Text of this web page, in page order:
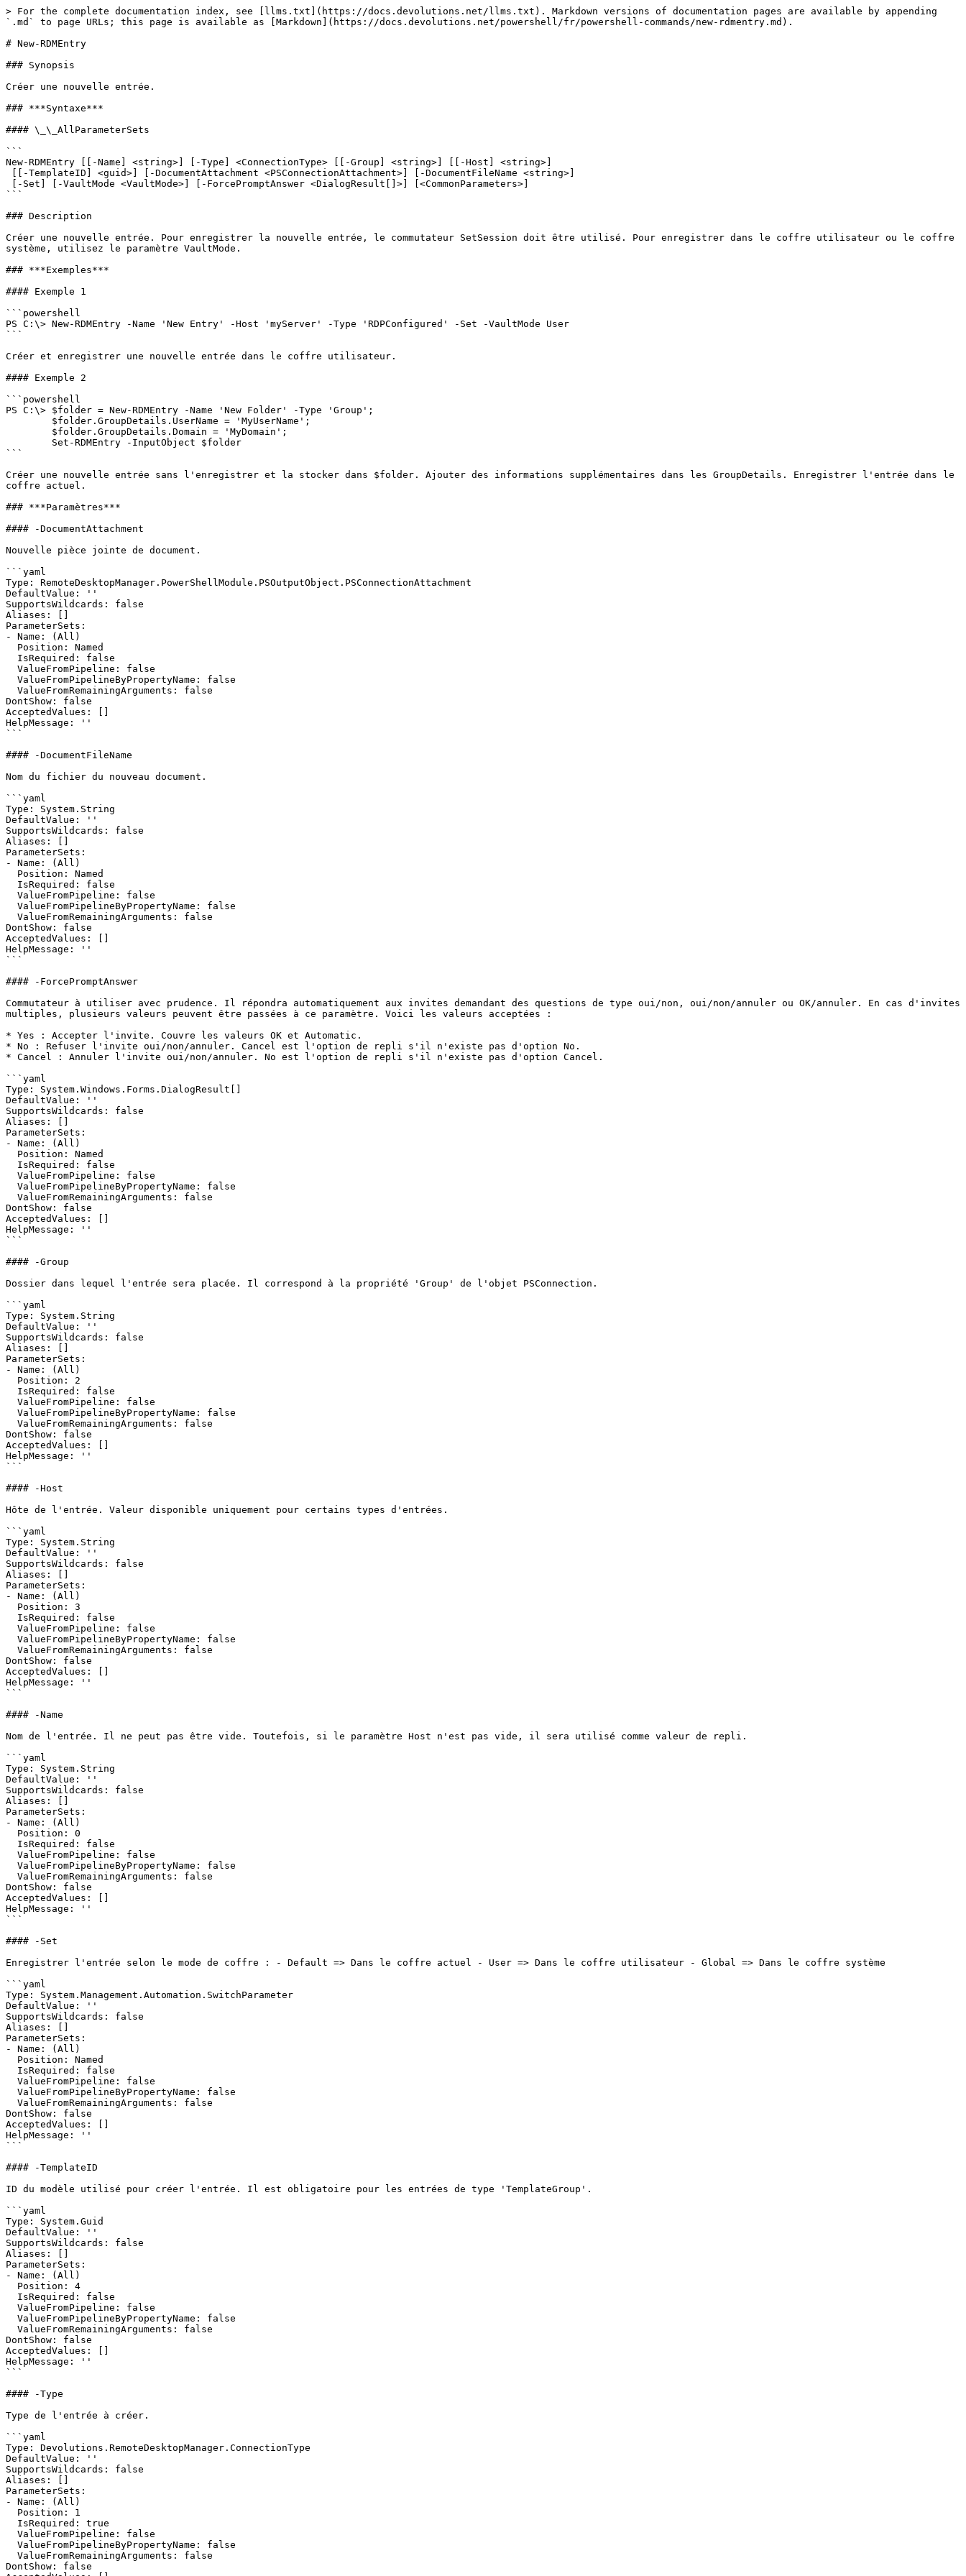
> For the complete documentation index, see [llms.txt](https://docs.devolutions.net/llms.txt). Markdown versions of documentation pages are available by appending
`.md` to page URLs; this page is available as [Markdown](https://docs.devolutions.net/powershell/fr/powershell-commands/new-rdmentry.md).
# New-RDMEntry
### Synopsis
Créer une nouvelle entrée.
### ***Syntaxe***
#### \_\_AllParameterSets
```
New-RDMEntry [[-Name] <string>] [-Type] <ConnectionType> [[-Group] <string>] [[-Host] <string>]
```
### Description
Créer une nouvelle entrée. Pour enregistrer la nouvelle entrée, le commutateur SetSession doit être utilisé. Pour enregistrer dans le coffre utilisateur ou le coffre
système, utilisez le paramètre VaultMode.
### ***Exemples***
#### Exemple 1
```powershell
PS C:\> New-RDMEntry -Name 'New Entry' -Host 'myServer' -Type 'RDPConfigured' -Set -VaultMode User
```
Créer et enregistrer une nouvelle entrée dans le coffre utilisateur.
#### Exemple 2
```powershell
PS C:\> $folder = New-RDMEntry -Name 'New Folder' -Type 'Group';
```
Créer une nouvelle entrée sans l'enregistrer et la stocker dans $folder. Ajouter des informations supplémentaires dans les GroupDetails. Enregistrer l'entrée dans le
coffre actuel.
### ***Paramètres***
#### -DocumentAttachment
Nouvelle pièce jointe de document.
```yaml
Type: RemoteDesktopManager.PowerShellModule.PSOutputObject.PSConnectionAttachment
DefaultValue: ''
SupportsWildcards: false
Aliases: []
ParameterSets:
- Name: (All)
DontShow: false
AcceptedValues: []
HelpMessage: ''
```
#### -DocumentFileName
Nom du fichier du nouveau document.
```yaml
Type: System.String
DefaultValue: ''
SupportsWildcards: false
Aliases: []
ParameterSets:
- Name: (All)
DontShow: false
AcceptedValues: []
HelpMessage: ''
```
#### -ForcePromptAnswer
Commutateur à utiliser avec prudence. Il répondra automatiquement aux invites demandant des questions de type oui/non, oui/non/annuler ou OK/annuler. En cas d'invites
multiples, plusieurs valeurs peuvent être passées à ce paramètre. Voici les valeurs acceptées :
* Yes : Accepter l'invite. Couvre les valeurs OK et Automatic.
* No : Refuser l'invite oui/non/annuler. Cancel est l'option de repli s'il n'existe pas d'option No.
* Cancel : Annuler l'invite oui/non/annuler. No est l'option de repli s'il n'existe pas d'option Cancel.
```yaml
Type: System.Windows.Forms.DialogResult[]
DefaultValue: ''
SupportsWildcards: false
Aliases: []
ParameterSets:
- Name: (All)
DontShow: false
AcceptedValues: []
HelpMessage: ''
```
#### -Group
Dossier dans lequel l'entrée sera placée. Il correspond à la propriété 'Group' de l'objet PSConnection.
```yaml
Type: System.String
DefaultValue: ''
SupportsWildcards: false
Aliases: []
ParameterSets:
- Name: (All)
DontShow: false
AcceptedValues: []
HelpMessage: ''
```
#### -Host
Hôte de l'entrée. Valeur disponible uniquement pour certains types d'entrées.
```yaml
Type: System.String
DefaultValue: ''
SupportsWildcards: false
Aliases: []
ParameterSets:
- Name: (All)
DontShow: false
AcceptedValues: []
HelpMessage: ''
```
#### -Name
Nom de l'entrée. Il ne peut pas être vide. Toutefois, si le paramètre Host n'est pas vide, il sera utilisé comme valeur de repli.
```yaml
Type: System.String
DefaultValue: ''
SupportsWildcards: false
Aliases: []
ParameterSets:
- Name: (All)
DontShow: false
AcceptedValues: []
HelpMessage: ''
```
#### -Set
Enregistrer l'entrée selon le mode de coffre : - Default => Dans le coffre actuel - User => Dans le coffre utilisateur - Global => Dans le coffre système
```yaml
Type: System.Management.Automation.SwitchParameter
DefaultValue: ''
SupportsWildcards: false
Aliases: []
ParameterSets:
- Name: (All)
DontShow: false
AcceptedValues: []
HelpMessage: ''
```
#### -TemplateID
ID du modèle utilisé pour créer l'entrée. Il est obligatoire pour les entrées de type 'TemplateGroup'.
```yaml
Type: System.Guid
DefaultValue: ''
SupportsWildcards: false
Aliases: []
ParameterSets:
- Name: (All)
DontShow: false
AcceptedValues: []
HelpMessage: ''
```
#### -Type
Type de l'entrée à créer.
```yaml
Type: Devolutions.RemoteDesktopManager.ConnectionType
DefaultValue: ''
SupportsWildcards: false
Aliases: []
ParameterSets:
- Name: (All)
DontShow: false